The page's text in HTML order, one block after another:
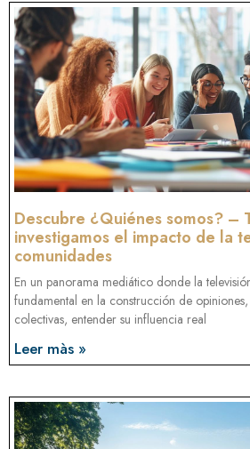
Descubre ¿Quiénes somos? –
investigamos el impacto de la
comunidades
En un panorama mediático donde la
fundamental en la construcción de
colectivas, entender su influencia real
Leer màs »